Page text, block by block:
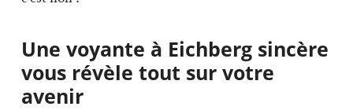
Une voyante à Eichberg sincère
vous révèle tout sur votre
avenir